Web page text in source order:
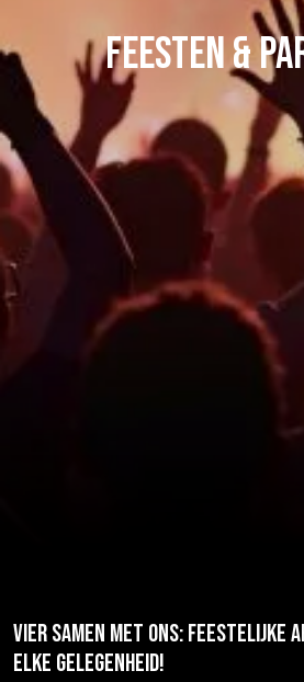
Feesten &
Vier Samen met Ons: Feestelijke
Elke Gelegenheid!